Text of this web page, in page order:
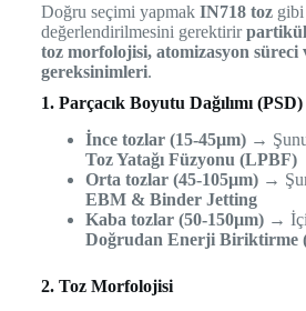
Doğru seçimi yapmak IN718 tozgibi
değerlendirilmesini gerektirirpartikül
toz morfolojisi, atomizasyon süreci
gereksinimleri.
1. Parçacık Boyutu Dağılımı (PSD)
İnce tozlar (15-45µm)→
Toz Yatağı Füzyonu (LPBF)
Orta tozlar (45-105µm)→
EBM & Binder Jetting
Kaba tozlar (50-150µm)→
Doğrudan Enerji Biriktirme
2. Toz Morfolojisi